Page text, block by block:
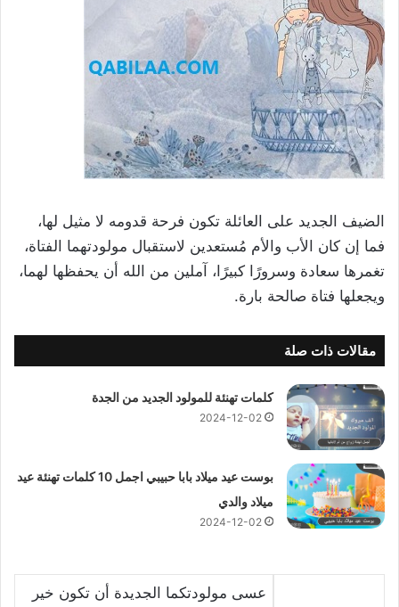
الضيف الجديد على العائلة تكون فرحة قدومه لا مثيل لها،
فما إن كان الأب والأم مُستعدين لاستقبال مولودتهما الفتاة،
تغمرها سعادة وسرورًا كبيرًا، آملين من الله أن يحفظها لهما،
ويجعلها فتاة صالحة بارة.
مقالات ذات صلة
كلمات تهنئة للمولود الجديد من الجدة
2024-12-02
بوست عيد ميلاد بابا حبيبي اجمل 10 كلمات تهنئة عيد
ميلاد والدي
2024-12-02
عسى مولودتكما الجديدة أن تكون خير